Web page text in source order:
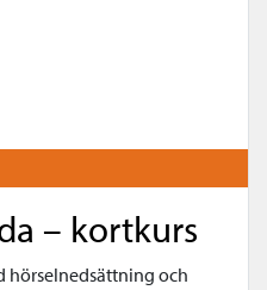
– kortkurs
hörselnedsättning och